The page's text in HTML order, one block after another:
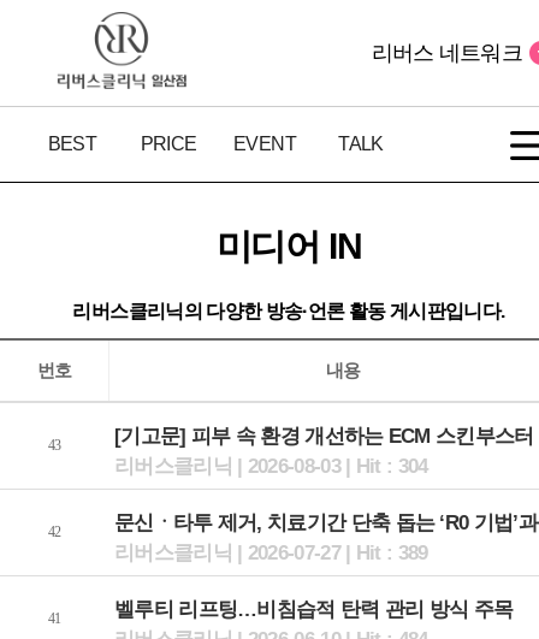
BEST PRICE EVENT TALK
리버스 네트워크
미디어 IN
리버스클리닉의 다양한 방송·언론 활동 게시판입니다.
번호 내용
43
[기고문] 피부 속 환경 개선하는 ECM 스킨부스터
리버스클리닉 | 2026-08-03 | Hit : 304
42
문신ㆍ타투 제거, 치료기간 단축 돕는 ‘R0 기법’
리버스클리닉 | 2026-07-27 | Hit : 389
41
벨루티 리프팅…비침습적 탄력 관리 방식 주목